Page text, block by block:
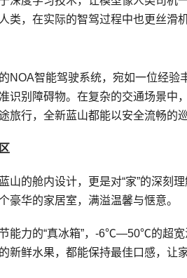
类，在实际的智驾过程中也更丝滑机
NOA智能驾驶系统，宛如一位经验
识别障碍物。在复杂的交通场景中
旅行，全新蓝山都能以安全流畅的
山的舱内设计，更是对“家”的深刻
豪华的家居室，满溢温馨与惬意。
能力的“真冰箱”，-6℃—50℃的超
新鲜水果，都能保持最佳口感，让